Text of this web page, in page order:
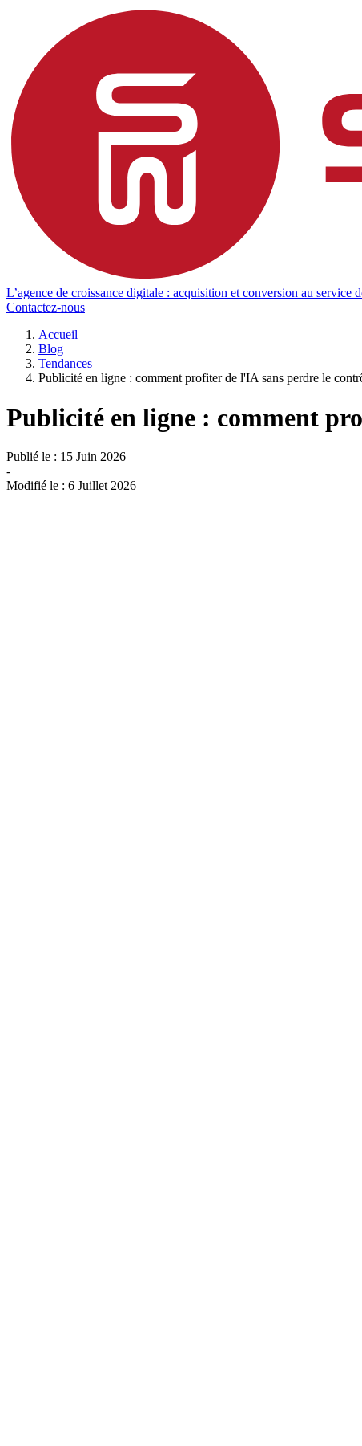
L’agence de croissance digitale : acquisition et conversion au service
Contactez-nous
Accueil
Blog
Tendances
Publicité en ligne : comment profiter de l'IA sans perdre le
Publicité en ligne : comment
Publié le : 15 Juin 2026
-
Modifié le : 6 Juillet 2026